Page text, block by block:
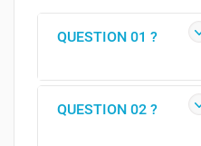
QUESTION 01 ?
QUESTION 02 ?